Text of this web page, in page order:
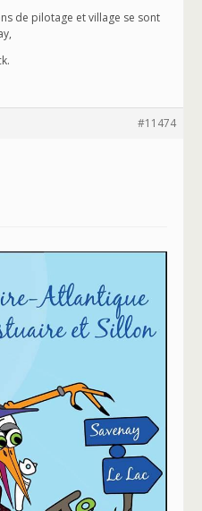
de pilotage et village se sont
#11474